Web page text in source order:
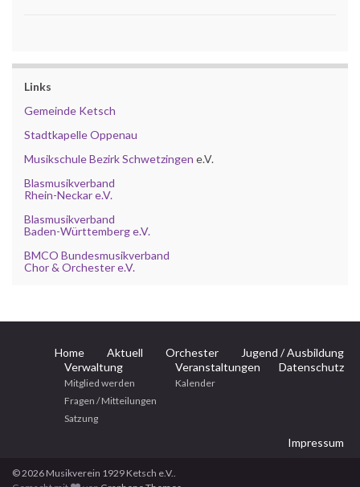
Links
Gemeinde Ketsch
Stadtkapelle Oppenau
Musikschule Bezirk Schwetzingen e.V.
Blasmusikverband
Rhein-Neckar e.V.
Blasmusikverband
Baden-Württemberg e.V.
BMCO Bundesmusikverband
Chor & Orchester e.V.
Home Aktuell Orchester
Jugend / Ausbildung
Verwaltung
Mitglied werden
Fragen / Mitteilungen
Satzung
Veranstaltungen
Kalender
Datenschutz
Impressum
© 2026 Musikverein 1929 Ketsch e.V..